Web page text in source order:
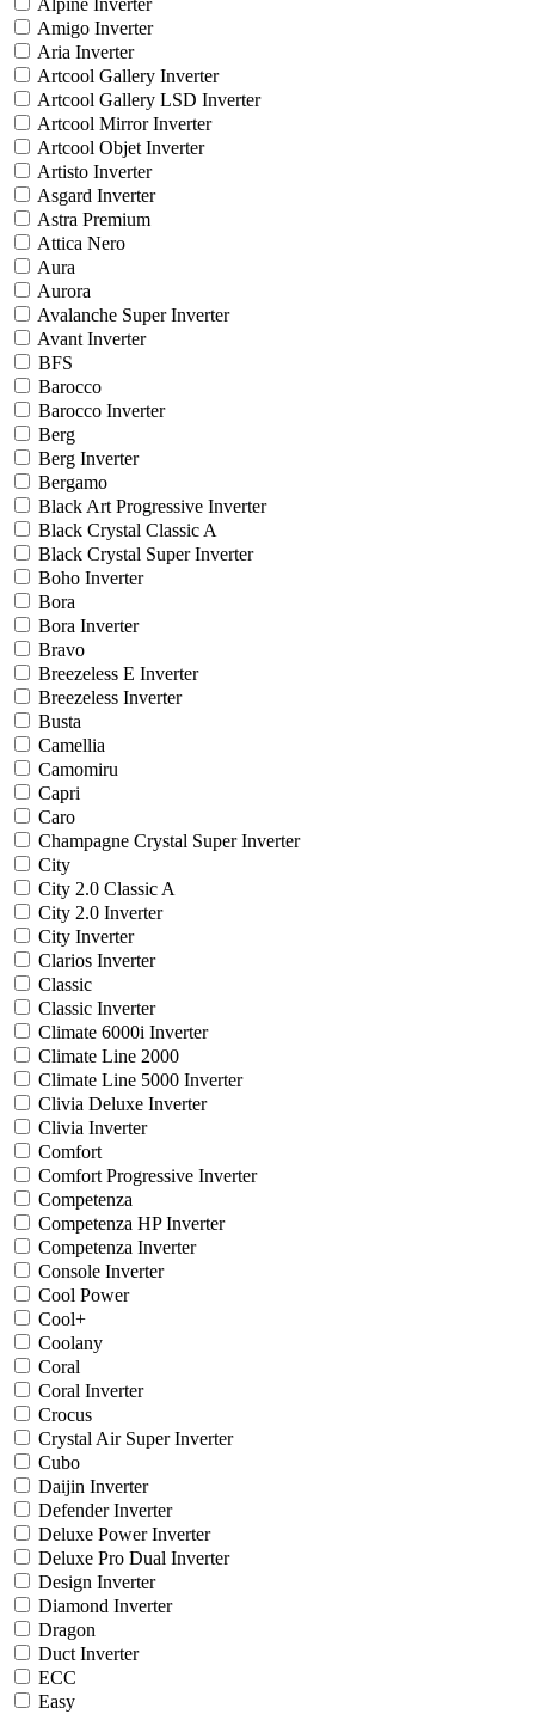
Alpine Inverter
Amigo Inverter
Aria Inverter
Artcool Gallery Inverter
Artcool Gallery LSD Inverter
Artcool Mirror Inverter
Artcool Objet Inverter
Artisto Inverter
Asgard Inverter
Astra Premium
Attica Nero
Aura
Aurora
Avalanche Super Inverter
Avant Inverter
BFS
Barocco
Barocco Inverter
Berg
Berg Inverter
Bergamo
Black Art Progressive Inverter
Black Crystal Classic A
Black Crystal Super Inverter
Boho Inverter
Bora
Bora Inverter
Bravo
Breezeless E Inverter
Breezeless Inverter
Busta
Camellia
Camomiru
Capri
Caro
Champagne Crystal Super Inverter
City
City 2.0 Classic A
City 2.0 Inverter
City Inverter
Clarios Inverter
Classic
Classic Inverter
Climate 6000i Inverter
Climate Line 2000
Climate Line 5000 Inverter
Clivia Deluxe Inverter
Clivia Inverter
Comfort
Comfort Progressive Inverter
Competenza
Competenza HP Inverter
Competenza Inverter
Console Inverter
Cool Power
Cool+
Coolany
Coral
Coral Inverter
Crocus
Crystal Air Super Inverter
Cubo
Daijin Inverter
Defender Inverter
Deluxe Power Inverter
Deluxe Pro Dual Inverter
Design Inverter
Diamond Inverter
Dragon
Duct Inverter
ECC
Easy